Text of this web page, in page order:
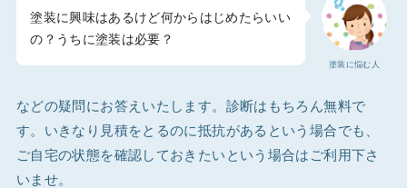
塗装に悩む人
塗装に興味はあるけど何からはじめたらいい
の？うちに塗装は必要？
などの疑問にお答えいたします。診断はもちろん無料で
す。いきなり見積をとるのに抵抗があるという場合でも、
ご自宅の状態を確認しておきたいという場合はご利用下さ
いませ。